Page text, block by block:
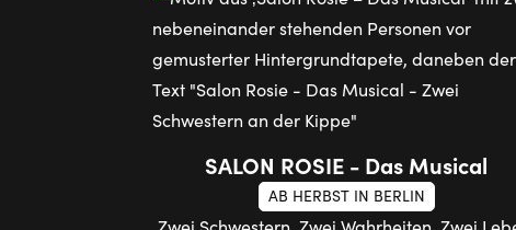
SALON ROSIE - Das Musical
AB HERBST IN BERLIN